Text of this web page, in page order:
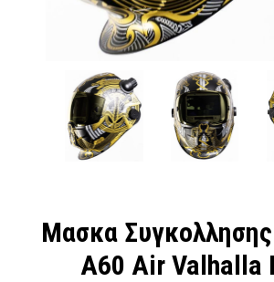
Μασκα
A60 Air Valhalla